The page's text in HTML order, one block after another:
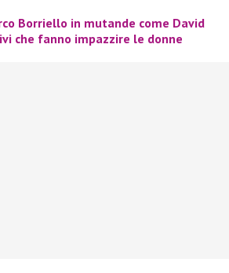
Borriello in mutande come David
che fanno impazzire le donne